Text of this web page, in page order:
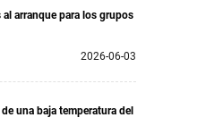
arranque para los grupos
2026-06-03
una baja temperatura del